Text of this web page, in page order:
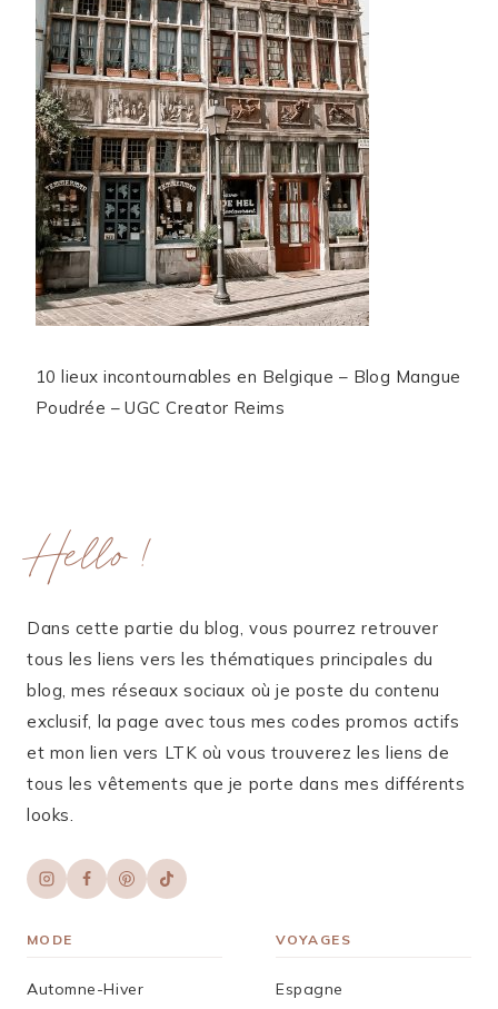
10 lieux incontournables en Belgique – Blog Mangue
Poudrée – UGC Creator Reims
Hello !
Dans cette partie du blog, vous pourrez retrouver
tous les liens vers les thématiques principales du
blog, mes réseaux sociaux où je poste du contenu
exclusif, la page avec tous mes codes promos actifs
et mon lien vers LTK où vous trouverez les liens de
tous les vêtements que je porte dans mes différents
looks.
MODE
Automne-Hiver
VOYAGES
Espagne